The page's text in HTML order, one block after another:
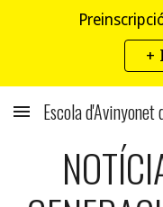
Skip to main content
+
Escola d'Avinyonet